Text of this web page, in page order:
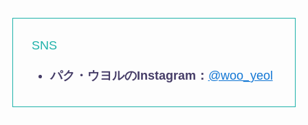
SNS
パク・ウヨルのInstagram： @woo_yeol